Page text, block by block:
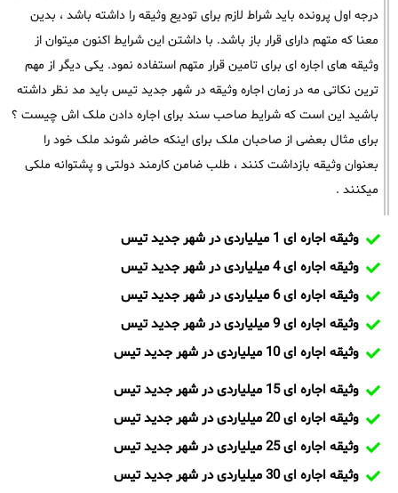
درجه اول پرونده باید شراط لازم برای تودیع وثیقه را داشته باشد ، بدین
معنا که متهم دارای قرار باز باشد. با داشتن این شرایط اکنون میتوان از
وثیقه های اجاره ای برای تامین قرار متهم استفاده نمود. یکی دیگر از مهم
ترین نکاتی مه در زمان اجاره وثیقه در شهر جدید تیس باید مد نظر داشته
باشید این است که شرایط صاحب سند برای اجاره دادن ملک اش چیست ؟
برای مثال بعضی از صاحبان ملک برای اینکه حاضر شوند ملک خود را
بعنوان وثیقه بازداشت کنند ، طلب ضامن کارمند دولتی و پشتوانه ملکی
میکنند .
وثیقه اجاره ای 1 میلیاردی در شهر جدید تیس
وثیقه اجاره ای 4 میلیاردی در شهر جدید تیس
وثیقه اجاره ای 6 میلیاردی در شهر جدید تیس
وثیقه اجاره ای 9 میلیاردی در شهر جدید تیس
وثیقه اجاره ای 10 میلیاردی در شهر جدید تیس
وثیقه اجاره ای 15 میلیاردی در شهر جدید تیس
وثیقه اجاره ای 20 میلیاردی در شهر جدید تیس
وثیقه اجاره ای 25 میلیاردی در شهر جدید تیس
وثیقه اجاره ای 30 میلیاردی در شهر جدید تیس